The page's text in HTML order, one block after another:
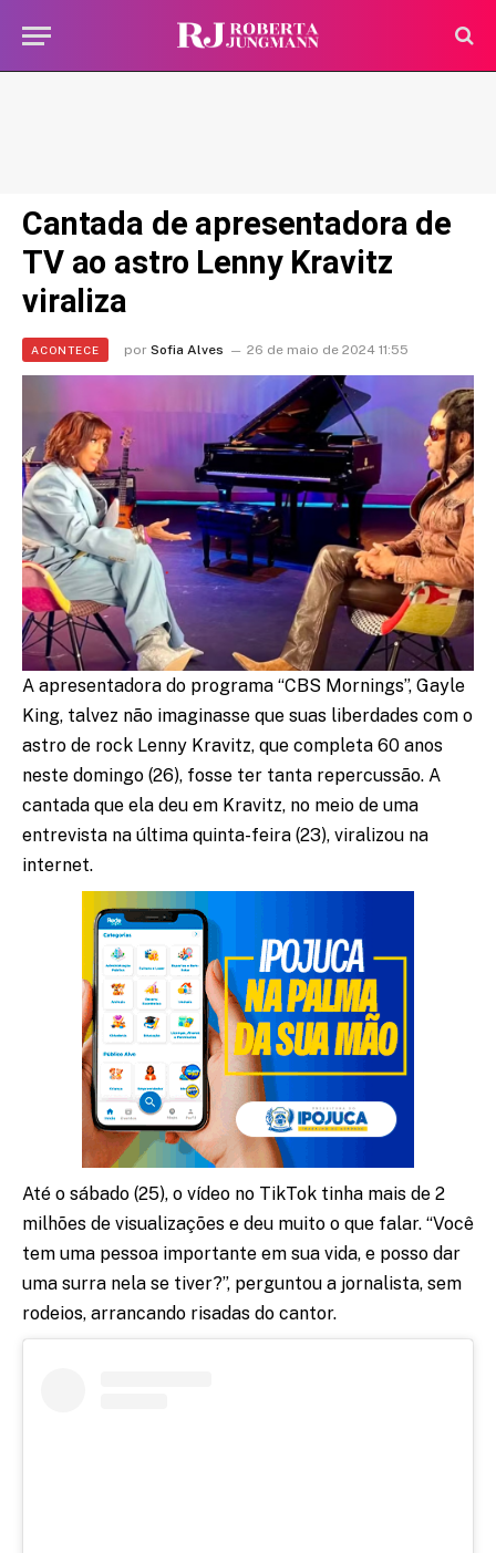
Cantada de apresentadora de
TV ao astro Lenny Kravitz
viraliza
ACONTECE por Sofia Alves 26 de maio de 2024 11:55
A apresentadora do programa “CBS Mornings”, Gayle
King, talvez não imaginasse que suas liberdades com o
astro de rock Lenny Kravitz, que completa 60 anos
neste domingo (26), fosse ter tanta repercussão. A
cantada que ela deu em Kravitz, no meio de uma
entrevista na última quinta-feira (23), viralizou na
internet.
Até o sábado (25), o vídeo no TikTok tinha mais de 2
milhões de visualizações e deu muito o que falar. “Você
tem uma pessoa importante em sua vida, e posso dar
uma surra nela se tiver?”, perguntou a jornalista, sem
rodeios, arrancando risadas do cantor.